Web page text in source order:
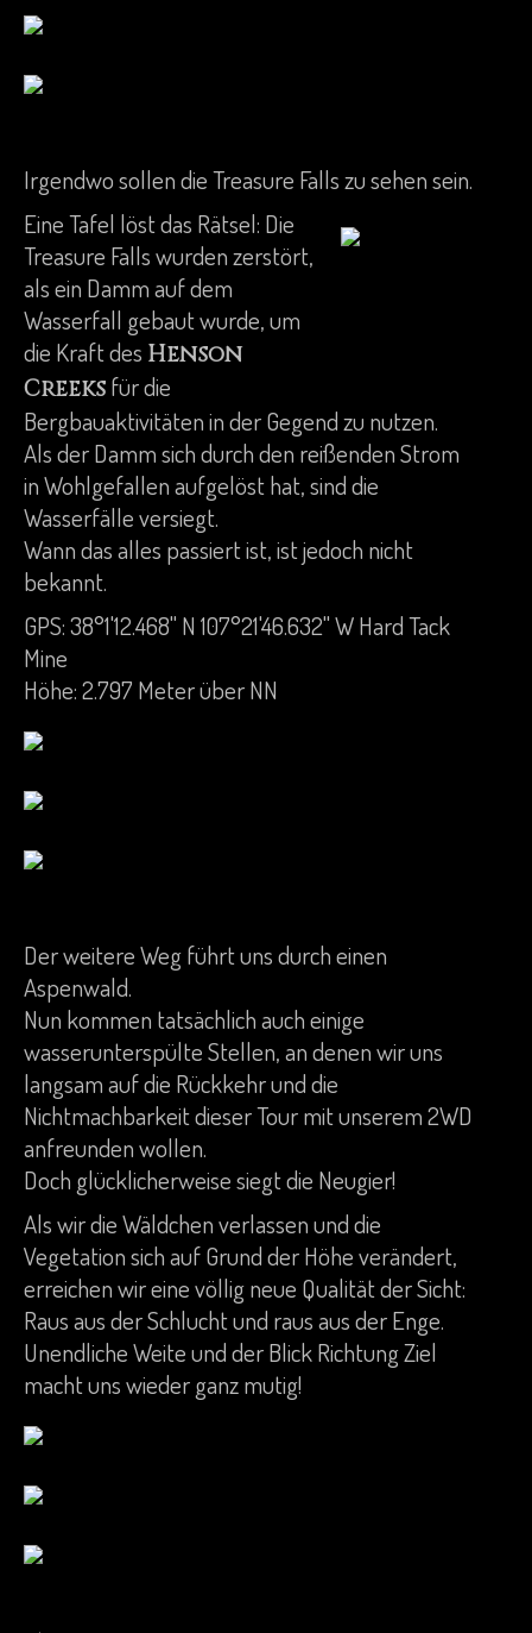
Irgendwo sollen die Treasure Falls zu sehen sein.
Eine Tafel löst das Rätsel: Die
Treasure Falls wurden zerstört,
als ein Damm auf dem
Wasserfall gebaut wurde, um
die Kraft des Henson
Creeksfür die
Bergbauaktivitäten in der Gegend zu nutzen.
Als der Damm sich durch den reißenden Strom
in Wohlgefallen aufgelöst hat, sind die
Wasserfälle versiegt.
Wann das alles passiert ist, ist jedoch nicht
bekannt.
GPS: 38°1'12.468" N 107°21'46.632" W Hard Tack
Mine
Höhe: 2.797 Meter über NN
Der weitere Weg führt uns durch einen
Aspenwald.
Nun kommen tatsächlich auch einige
wasserunterspülte Stellen, an denen wir uns
langsam auf die Rückkehr und die
Nichtmachbarkeit dieser Tour mit unserem 2WD
anfreunden wollen.
Doch glücklicherweise siegt die Neugier!
Als wir die Wäldchen verlassen und die
Vegetation sich auf Grund der Höhe verändert,
erreichen wir eine völlig neue Qualität der Sicht:
Raus aus der Schlucht und raus aus der Enge.
Unendliche Weite und der Blick Richtung Ziel
macht uns wieder ganz mutig!